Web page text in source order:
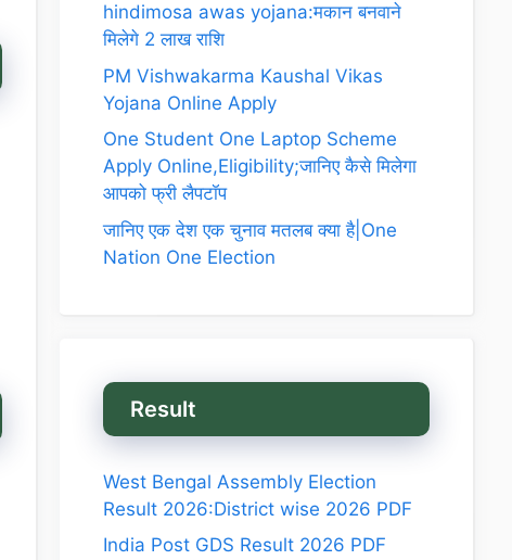
hindimosa awas yojana:मकान बनवाने
मिलेगे 2 लाख राशि
PM Vishwakarma Kaushal Vikas
Yojana Online Apply
One Student One Laptop Scheme
Apply Online,Eligibility;जानिए कैसे मिलेगा
आपको फ्री लैपटॉप
जानिए एक देश एक चुनाव मतलब क्या है|One
Nation One Election
Result
West Bengal Assembly Election
Result 2026:District wise 2026 PDF
India Post GDS Result 2026 PDF